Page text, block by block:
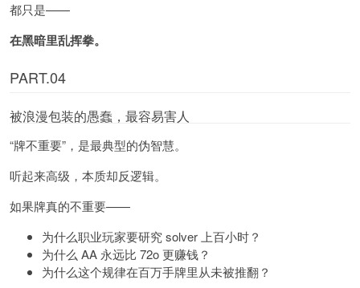
都只是——
在黑暗里乱挥拳。
PART.04
被浪漫包装的愚蠢，最容易害人
“牌不重要”，是最典型的伪智慧。
听起来高级，本质却反逻辑。
如果牌真的不重要——
为什么职业玩家要研究 solver 上百小时？
为什么 AA 永远比 72o 更赚钱？
为什么这个规律在百万手牌里从未被推翻？